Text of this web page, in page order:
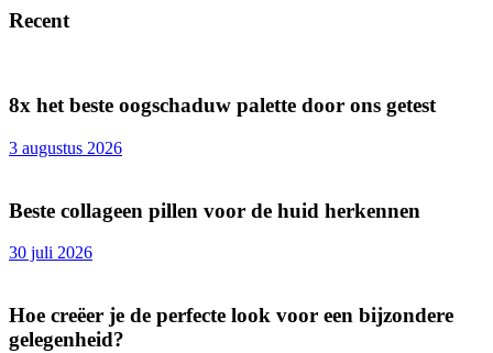
Recent
8x het beste oogschaduw palette door ons getest
3 augustus 2026
Beste collageen pillen voor de huid herkennen
30 juli 2026
Hoe creëer je de perfecte look voor een bijzondere
gelegenheid?